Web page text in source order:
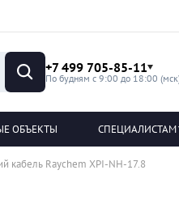
+7 499 705-85-11
По будням с 9:00 до 18:00
ОБЪЕКТЫ СПЕЦИАЛИСТАМ
кабель Raychem XPI-NH-17.8